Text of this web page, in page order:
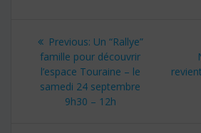
Navigation
de
l’article
Previous: Previous
post:
Un “Rallye”
famille pour découvrir
l’espace Touraine – le
samedi 24 septembre
9h30 – 12h